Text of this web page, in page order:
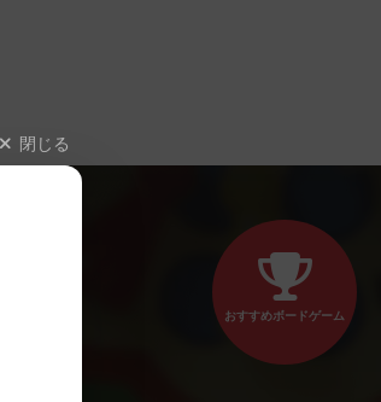
閉じる
おすすめボードゲーム